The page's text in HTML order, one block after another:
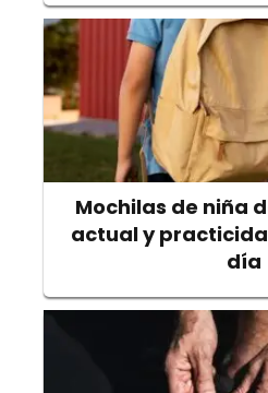
Mochilas de niña
actual y
día